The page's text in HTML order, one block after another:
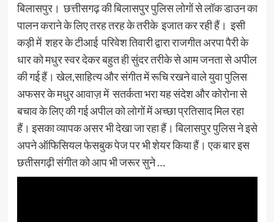
बिलासपुर। छत्तीसगढ़ की बिलासपुर पुलिस लोगों से लॉक डाउन का
पालन कराने के लिए तरह तरह के तरीके इजात कर रही हैं। इसी
कड़ी में शहर के टीआई परिवेश तिवारी द्वारा राजगीत अरपा पैरी के
धार को मधुर स्वर देकर बहुत ही सुंदर तरीके से आम जनता से अपील
की गई हैं। खेल,साहित्य और संगीत में रूचि रखने वाले युवा पुलिस
अफसर के मधुर आवाज़ में सतर्कता भरा यह संदेश और कोरोना से
बचाव के लिए की गई अपील को लोगों में अच्छा प्रतिसाद मिल रहा
हैं। इसका व्यापक असर भी देखा जा रहा हैं। बिलासपुर पुलिस ने इसे
अपने ऑफिसियल फेसबुक पेज पर भी शेयर किया हैं। एक बार इस
छतीसगढ़ी संगीत को आप भी जरूर सुने …